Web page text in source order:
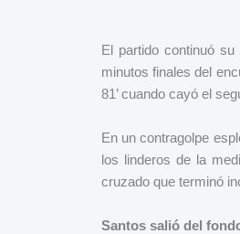
El partido continuó
minutos finales del
81’ cuando cayó el
En un contragolpe
los linderos de la
cruzado que terminó
Santos salió del